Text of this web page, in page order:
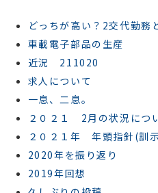
どっちが高い？2交代勤務
車載電子部品の生産
近況 211020
求人について
一息、二息。
２０２１ 2月の状況につ
２０２１年 年頭指針(訓示
2020年を振り返り
2019年回想